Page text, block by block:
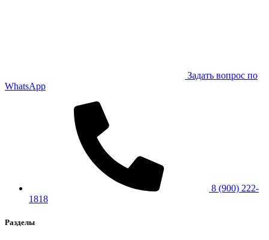
Задать вопрос по
WhatsApp
8 (900) 222-
1818
Разделы